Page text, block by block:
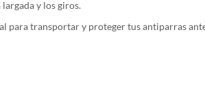
y los giros.
para transportar y proteger tus antiparras